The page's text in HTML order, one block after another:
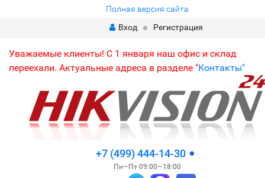
Полная версия сайта
Вход
Регистрация
Уважаемые клиенты! С 1 января наш офис и склад
переехали. Актуальные адреса в разделе "Контакты"
+7 (499) 444-14-30
Пн—Пт 09:00—18:00